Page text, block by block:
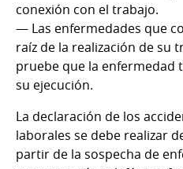
conexión con el trabajo.
— Las enfermedades que
raíz de la realización de su
pruebe que la enfermedad
su ejecución.
La declaración de los
laborales se debe realizar
partir de la sospecha de